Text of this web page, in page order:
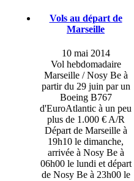
Vols au départ de
Marseille
10 mai 2014
Vol hebdomadaire
Marseille / Nosy Be à
partir du 29 juin par un
Boeing B767
d'EuroAtlantic à un peu
plus de 1.000 € A/R
Départ de Marseille à
19h10 le dimanche,
arrivée à Nosy Be à
06h00 le lundi et départ
de Nosy Be à 23h00 le